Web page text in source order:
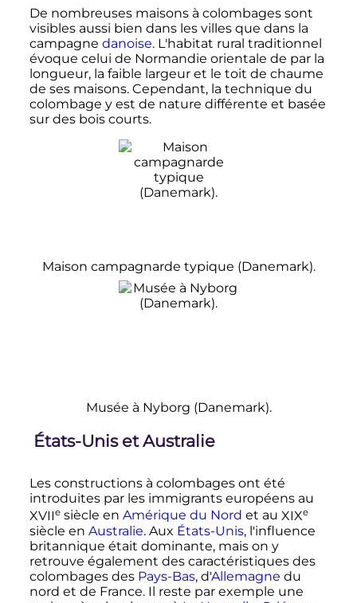
De nombreuses maisons à colombages sont
visibles aussi bien dans les villes que dans la
campagne danoise. L'habitat rural traditionnel
évoque celui de Normandie orientale de par la
longueur, la faible largeur et le toit de chaume
de ses maisons. Cependant, la technique du
colombage y est de nature différente et basée
sur des bois courts.
Maison campagnarde typique (Danemark).
Musée à Nyborg (Danemark).
États-Unis et Australie
Les constructions à colombages ont été
introduites par les immigrants européens au
XVIIe siècle en Amérique du Nord et au XIXe
siècle en Australie. Aux États-Unis, l'influence
britannique était dominante, mais on y
retrouve également des caractéristiques des
colombages des Pays-Bas, d'Allemagne du
nord et de France. Il reste par exemple une